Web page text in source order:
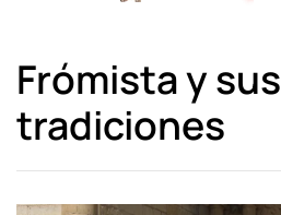
Frómista y sus
tradiciones